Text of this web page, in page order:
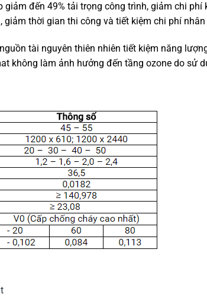
giảm đến 49% tải trọng công trình, giảm chi phí
thời gian thi công và tiết kiệm chi phí nhân
tài nguyên thiên nhiên tiết kiệm năng
không làm ảnh hưởng đến tầng ozone do sử